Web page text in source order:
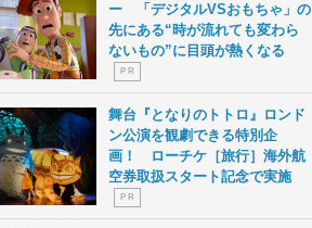
ー 「デジタルVSおもちゃ」の
先にある“時が流れても変わら
ないもの”に目頭が熱くなる
P R
舞台『となりのトトロ』ロンド
ン公演を観劇できる特別企
画！ ローチケ［旅行］海外航
空券取扱スタート記念で実施
P R